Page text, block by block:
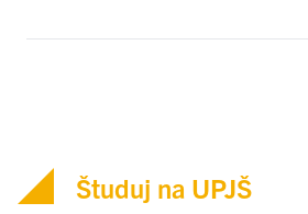
Študuj na UPJŠ